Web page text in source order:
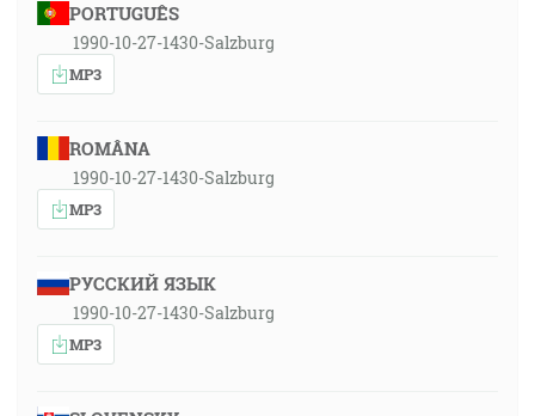
PORTUGUÊS
1990-10-27-1430-Salzburg
MP3
ROMÂNA
1990-10-27-1430-Salzburg
MP3
РУССКИЙ ЯЗЫК
1990-10-27-1430-Salzburg
MP3